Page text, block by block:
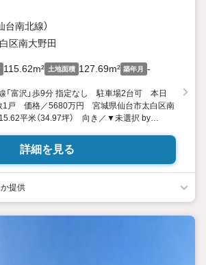
台南北線）
区南大野田
115.62m² 土地面積 127.69m² 築年月 -
「富沢」歩9分 指定なし 駐車場2台可 本日
戸 価格／5680万円 宮城県仙台市太白区南
平米（34.97坪） 向き／▼未選択 by
詳細を見る
提供